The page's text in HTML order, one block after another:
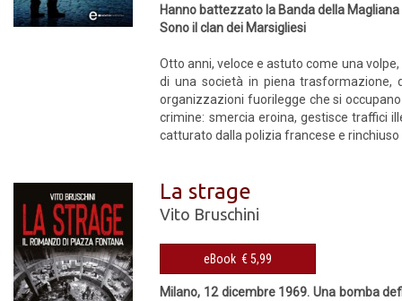
Hanno battezzato la Banda della Magliana
Sono il clan dei Marsigliesi
Otto anni, veloce e astuto come una
di una società in piena trasformazione,
organizzazioni fuorilegge che si
crimine: smercia eroina, gestisce traffici
catturato dalla polizia francese e
La strage
Vito Bruschini
eBook € 5,99
Milano, 12 dicembre 1969. Una bomba